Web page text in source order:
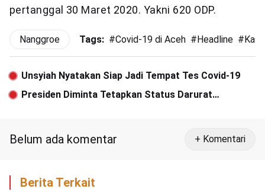
pertanggal 30 Maret 2020. Yakni 620 ODP.
Nanggroe Tags: #Covid-19 di Aceh #Headline #
Unsyiah Nyatakan Siap Jadi Tempat Tes Covid-19
Presiden Diminta Tetapkan Status Darurat
Belum ada komentar + Komentari
Berita Terkait